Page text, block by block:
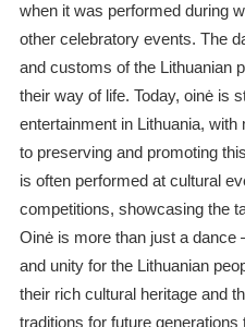
when it was performed during
other celebratory events. The
and customs of the Lithuanian
their way of life. Today, oinė is
entertainment in Lithuania,
to preserving and promoting
is often performed at cultural
competitions, showcasing the
Oinė is more than just a dance
and unity for the Lithuanian
their rich cultural heritage and
traditions for future generations